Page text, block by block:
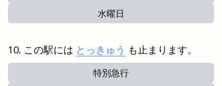
水曜日
この駅には とっきゅう も止まります。
特別急行